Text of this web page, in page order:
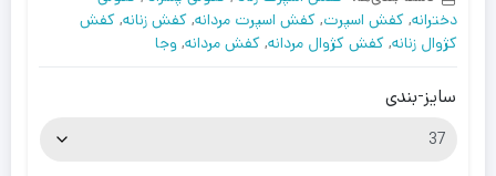
دخترانه, کفش اسپرت, کفش اسپرت مردانه, کفش زنانه, کفش
کژوال زنانه, کفش کژوال مردانه, کفش مردانه, وجا
سایز-بندی